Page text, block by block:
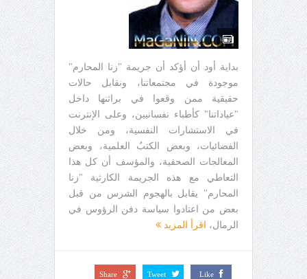
بداية أود أن أؤكد أن جريمة "زنا المحارم"
موجودة في مجتمعاتنا، ونقابل حالات
حقيقية ممن وقعوا في براثنها داخل
"عياداتنا" كأطباء نفسانيين، وعلى الإنترنت
في الاستشارات النفسية، ومن خلال
الفضائيات، وبعض الكتبٌ العلمية، وبعض
المعالجات الصحفية، والمؤسف أن كل هذا
التعاطي مع هذه الجريمة الكارثية "زنا
المحارم" يقابل بالهجوم الشرس من قبل
بعض من اعتادوا سياسة دفن الرؤوس في
الرمال، اقرأ المزيد
Like
Tweet
Share